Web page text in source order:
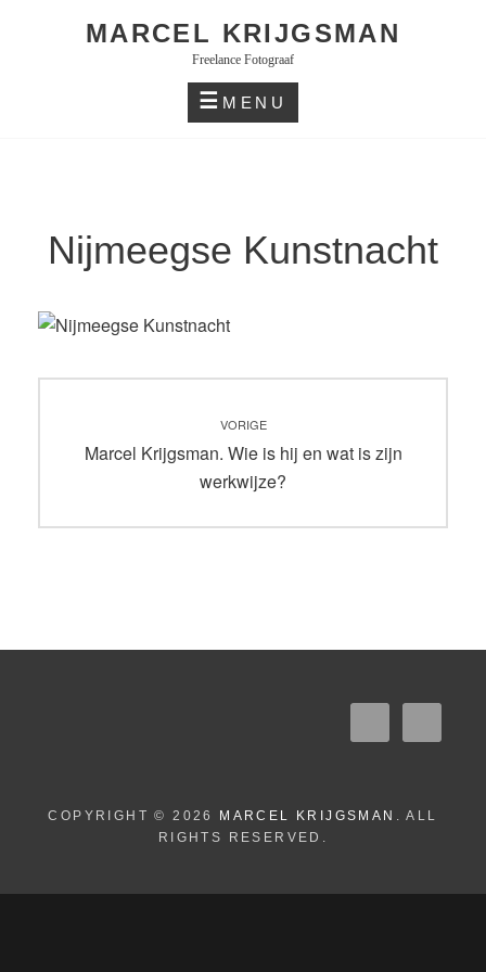
MARCEL KRIJGSMAN
Freelance Fotograaf
MENU
Nijmeegse Kunstnacht
navigatie
VORIGE
Vorig
Marcel Krijgsman. Wie is hij en wat is zijn
werkwijze?
COPYRIGHT © 2026 MARCEL KRIJGSMAN . ALL
RIGHTS RESERVED.